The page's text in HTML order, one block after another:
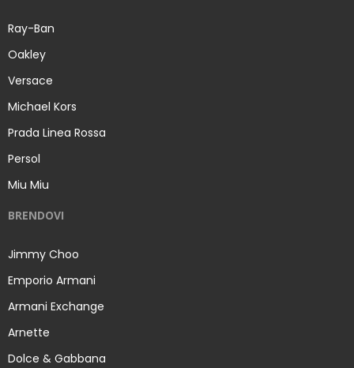
Ray-Ban
Oakley
Versace
Michael Kors
Prada Linea Rossa
Persol
Miu Miu
BRENDOVI
Jimmy Choo
Emporio Armani
Armani Exchange
Arnette
Dolce & Gabbana